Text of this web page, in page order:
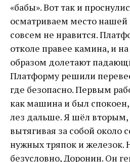
«бабы». Вот так и
осматриваем место
совсем не нравится.
отколе правее камина, и
образом долетают
Платформу решили
где безопасно. Первым
как машина и был
лез дальше. Я шёл вторым,
вытягивая за собой около
нужных тряпок и железок.
безусловно, Доронин. Он